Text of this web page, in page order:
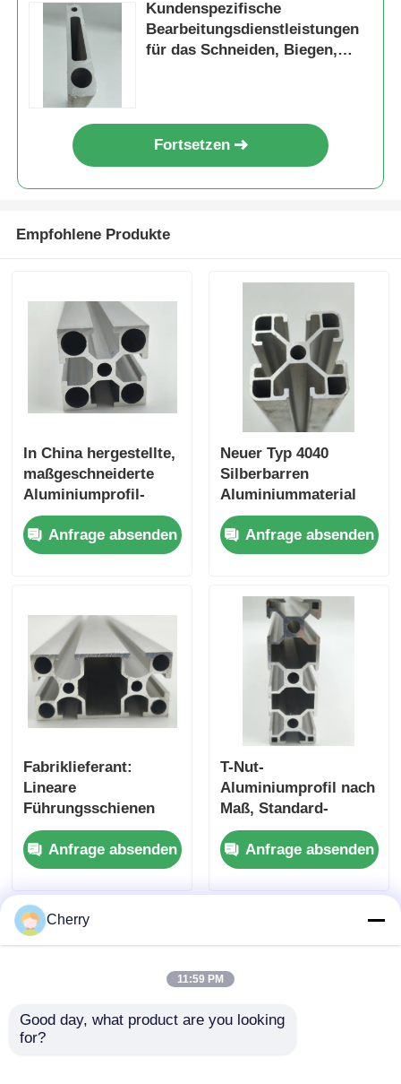
Profile für die Extrusion von Aluminium-
Kundenspezifische
Bearbeitungsdienstleistungen
für das Schneiden, Biegen,
Fortsetzen
Empfohlene Produkte
In China hergestellte,
maßgeschneiderte
Aluminiumprofil-
Extrusions-
Küchenschrank-
Schieberegler der
Schneiden von
Fenstern verwendet.
Anfrage absenden
Neuer Typ 4040
Silberbarren
Aluminiummaterial
6063 T5
Aluminiumprofile,
kundenspezifisch in
Profile aus
extrudierter
Aluminiumlegierung
Anfrage absenden
Fabriklieferant:
Lineare
Führungsschienen
der Baureihe 6063 der
Baureihe 3060 aus
industriell
extrudierten
Aluminiumprofilen,
geeignet für
Anfrage absenden
T-Nut-
Aluminiumprofil nach
Maß, Standard-
Industrierahmen,
Aluminium-Schiene,
T-Nut-Leiste,
Zuschnitt- und
Anfrage absenden
Cherry
11:59 PM
Good day, what product are you looking
for?